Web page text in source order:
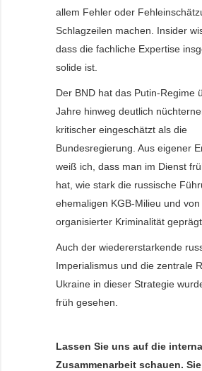
allem Fehler oder
Schlagzeilen machen. Insider
dass die fachliche Expertise
solide ist.
Der BND hat das Putin-Regime
Jahre hinweg deutlich
kritischer eingeschätzt als die
Bundesregierung. Aus eigener
weiß ich, dass man im Dienst
hat, wie stark die russische
ehemaligen KGB-Milieu und
organisierter Kriminalität geprägt
Auch der wiedererstarkende
Imperialismus und die zentrale
Ukraine in dieser Strategie
früh gesehen.
Lassen Sie uns auf die
Zusammenarbeit schauen.